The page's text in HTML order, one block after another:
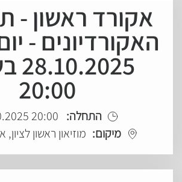
אקורד ראשון -
האקורדיונים -
20:00
התחלה: 20:00 28.10.2025
מיקום: מוזיאון ראשון